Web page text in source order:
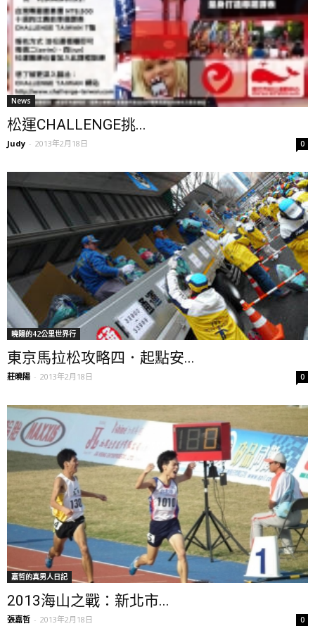
News
松運CHALLENGE挑...
Judy - 2013年2月18日 0
曉陽的42公里世界行
東京馬拉松攻略四．起點安...
莊曉陽 - 2013年2月18日 0
嘉哲的真男人日記
2013海山之戰：新北市...
張嘉哲 - 2013年2月18日 0